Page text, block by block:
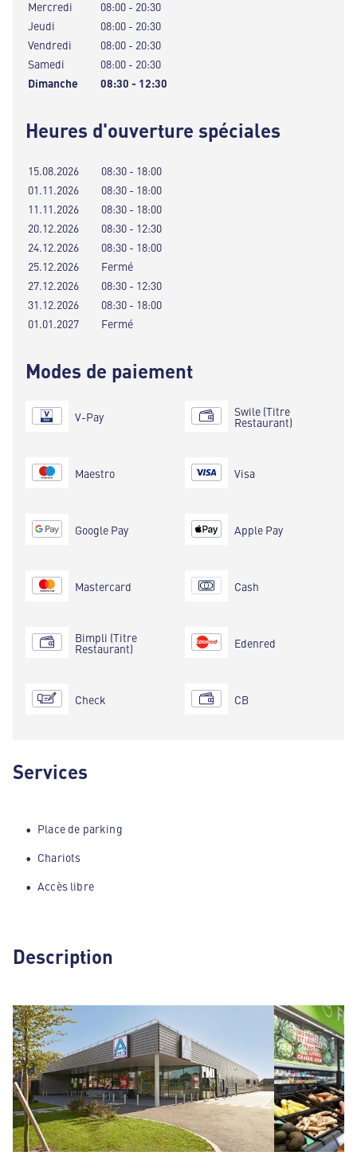
Mercredi
08:00 - 20:30
Jeudi
08:00 - 20:30
Vendredi
08:00 - 20:30
Samedi
08:00 - 20:30
Dimanche
08:30 - 12:30
Heures d'ouverture spéciales
15.08.2026
08:30 - 18:00
01.11.2026
08:30 - 18:00
11.11.2026
08:30 - 18:00
20.12.2026
08:30 - 12:30
24.12.2026
08:30 - 18:00
25.12.2026
Fermé
27.12.2026
08:30 - 12:30
31.12.2026
08:30 - 18:00
01.01.2027
Fermé
Modes de paiement
V-Pay
Maestro
Google Pay
Mastercard
Bimpli (Titre
Restaurant)
Check
Swile (Titre
Restaurant)
Visa
Apple Pay
Cash
Edenred
CB
Services
Place de parking
Chariots
Accès libre
Description